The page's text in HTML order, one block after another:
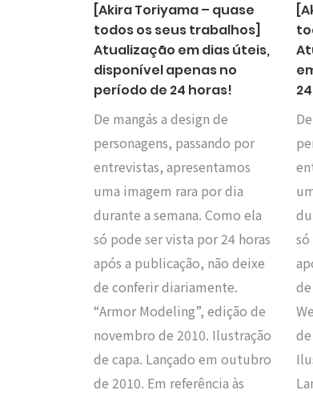
[Akira Toriyama – quase
todos os seus trabalhos]
Atualização em dias úteis,
disponível apenas no
período de 24 horas!
De mangás a design de
personagens, passando por
entrevistas, apresentamos
uma imagem rara por dia
durante a semana. Como ela
só pode ser vista por 24 horas
após a publicação, não deixe
de conferir diariamente.
“Armor Modeling”, edição de
novembro de 2010. Ilustração
de capa. Lançado em outubro
de 2010. Em referência às